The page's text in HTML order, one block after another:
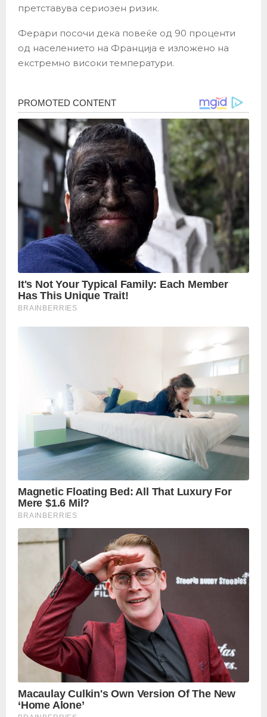
претставува сериозен ризик.
Ферари посочи дека повеќе од 90 проценти
од населението на Франција е изложено на
екстремно високи температури.